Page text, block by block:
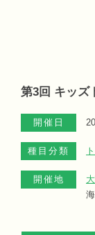
第3回 キッズ
開催日
種目分類
開催地